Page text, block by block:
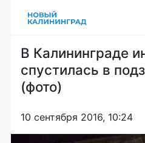
В Калининграде
спустилась в
(фото)
10 сентября 2016, 10:24